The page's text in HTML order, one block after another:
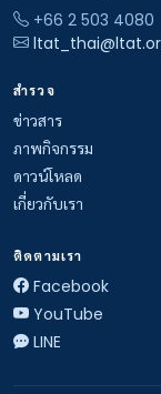
+66 2 503 4080
สำรวจ
ข่าวสาร
ภาพกิจกรรม
ดาวน์โหลด
เกี่ยวกับเรา
ติดตามเรา
Facebook
YouTube
LINE